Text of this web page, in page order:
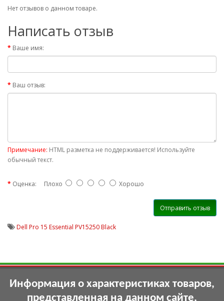
Нет отзывов о данном товаре.
Написать отзыв
Ваше имя:
Ваш отзыв:
Примечание: HTML разметка не поддерживается! Используйте
обычный текст.
Оценка: Плохо Хорошо
Отправить отзыв
Dell Pro 15 Essential PV15250 Black
Информация о характеристиках товаров,
представленная на данном сайте,